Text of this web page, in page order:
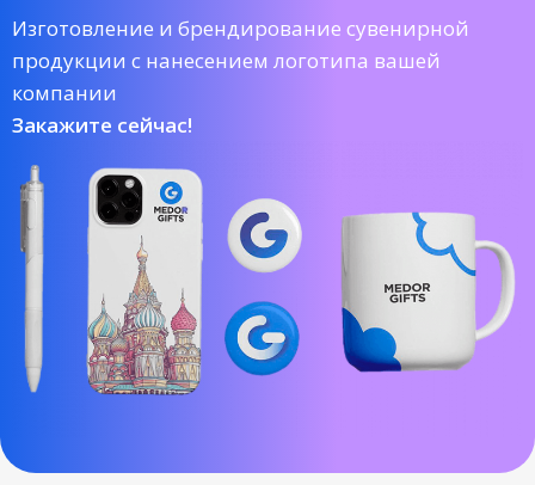
Изготовление и брендирование сувенирной
продукции с нанесением логотипа вашей
компании
Закажите сейчас!